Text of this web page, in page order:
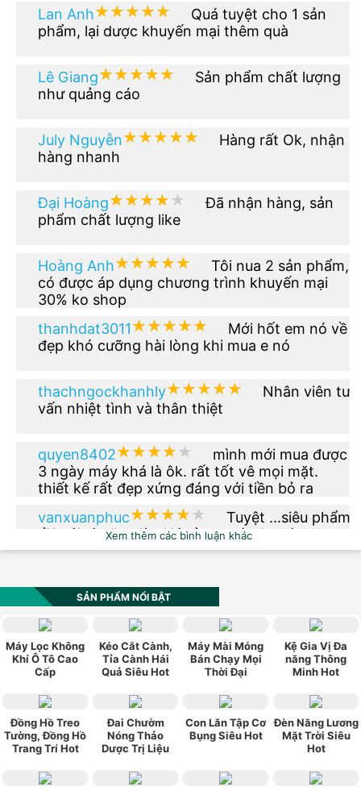
Lan Anh★★★★★
★★★★★
Quá tuyệt cho 1 sản
phẩm, lại dược khuyến mại thêm quà
Lê Giang★★★★★
★★★★★
Sản phẩm chất lượng
như quảng cáo
July Nguyễn★★★★★
★★★★★
Hàng rất Ok, nhận
hàng nhanh
Đại Hoàng★★★★★
★★★★★
Đã nhận hàng, sản
phẩm chất lượng like
Hoàng Anh★★★★★
★★★★★
Tôi nua 2 sản phẩm,
có được áp dụng chương trình khuyến mại
30% ko shop
thanhdat3011★★★★★
★★★★★
Mới hốt em nó về
đẹp khó cưỡng hài lòng khi mua e nó
thachngockhanhly★★★★★
★★★★★
Nhân viên tư
vấn nhiệt tình và thân thiệt
quyen8402★★★★★
★★★★★
mình mới mua được
3 ngày máy khá là ôk. rất tốt vê mọi mặt.
thiết kế rất đẹp xứng đáng với tiền bỏ ra
vanxuanphuc★★★★★
★★★★★
Tuyệt ...siêu phẩm
rồi nói gì nữa giờ. Giá rẻ hơn tí nữa thì OK.
màu xanh dạ quang đi nhé
vn0984_520★★★★★
★★★★★
Sản phẩm có kiểu
dáng đẹp, hợp thời trang, phù hợp với túi
tiền, chính sách bảo hành tốt. Rất hài lòng về
sản phẩm này.
ngoquan112 ★★★★★
★★★★★
Mua cho ba mình
xài được hơn 1 tháng rồi , giá cả hợp lý , vừa
túi tiền , máy gọn nhẹ , ba mình rất vừa ý .
Xem thêm các bình luận khác
SẢN PHẨM NỔI BẬT
Máy Lọc Không
Khí Ô Tô Cao
Cấp
Kéo Cắt Cành,
Tỉa Cành Hái
Quả Siêu Hot
Máy Mài Móng
Bán Chạy Mọi
Thời Đại
Kệ Gia Vị Đa
năng Thông
Minh Hot
Đồng Hồ Treo
Tường, Đồng Hồ
Trang Trí Hot
Đai Chườm
Nóng Thảo
Dược Trị Liệu
Con Lăn Tập Cơ
Bụng Siêu Hot
Đèn Năng Lương
Mặt Trời Siêu
Hot